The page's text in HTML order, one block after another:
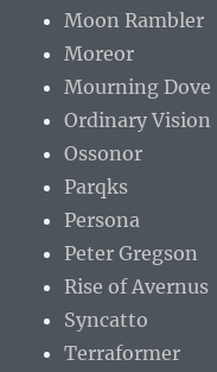
Moon Rambler
Moreor
Mourning Dove
Ordinary Vision
Ossonor
Parqks
Persona
Peter Gregson
Rise of Avernus
Syncatto
Terraformer